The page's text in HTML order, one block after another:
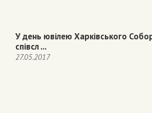
У день ювілею Харківського
співсл ...
27.05.2017